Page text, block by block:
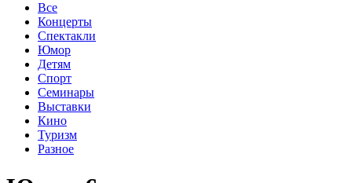
Все
Концерты
Спектакли
Юмор
Детям
Спорт
Семинары
Выставки
Кино
Туризм
Разное